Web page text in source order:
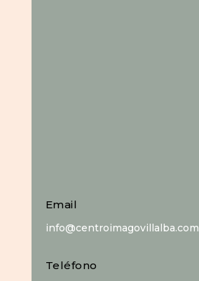
Email
info@centroimagovillalba.com
Teléfono